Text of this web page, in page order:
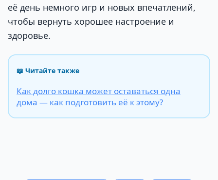
её день немного игр и новых впечатлений,
чтобы вернуть хорошее настроение и
здоровье.
📖 Читайте также
Как долго кошка может оставаться одна
дома — как подготовить её к этому?